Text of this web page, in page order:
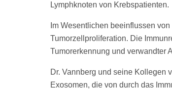
Lymphknoten von Krebspatienten.
Im Wesentlichen beeinflussen
Tumorzellproliferation. Die
Tumorerkennung und verwandter
Dr. Vannberg und seine Kollegen
Exosomen, die von durch das